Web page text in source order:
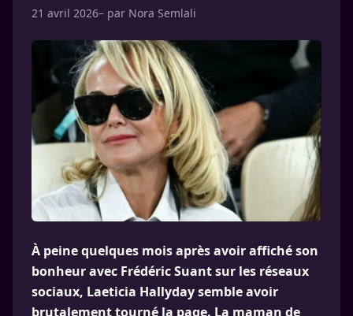
21 avril 2026– par Nora Semlali
À peine quelques mois après avoir affiché son
bonheur avec Frédéric Suant sur les réseaux
sociaux, Laeticia Hallyday semble avoir
brutalement tourné la page. La maman de